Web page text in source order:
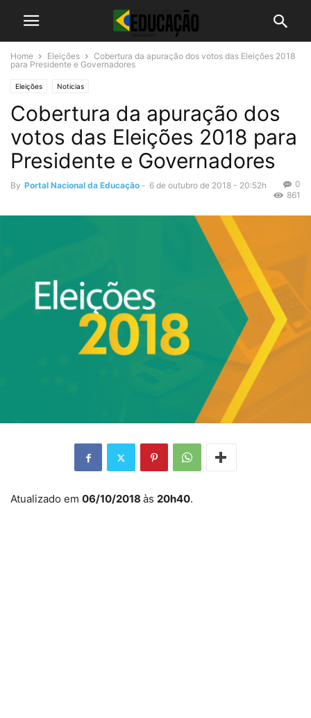
Home Eleições
Cobertura da apuração dos votos das Eleições 2018
para Presidente e Governadores
Eleições Noticias
Cobertura da apuração dos
votos das Eleições 2018 para
Presidente e Governadores
By Portal Nacional da Educação - 6 de outubro de 2018 - 20:52h
0
861
Atualizado em 06/10/2018 às 20h40.